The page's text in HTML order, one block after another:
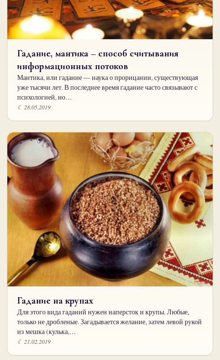
Гадание, мантика – способ считывания
информационных потоков
Мантика, или гадание — наука о прорицании, существующая
уже тысячи лет. В последнее время гадание часто связывают с
психологией, но…
☾ 28.05.2019
Гадание на крупах
Для этого вида гаданий нужен наперсток и крупы. Любые,
только не дробленые. Загадывается желание, затем левой рукой
из мешка (кулька,…
☾ 21.02.2019